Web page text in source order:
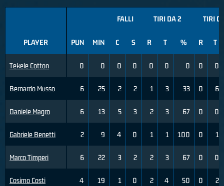
PLAYER
Tekele Cotton
Bernardo Musso
Daniele Magro
Gabriele Benetti
Marco Timperi
Cosimo Costi
FALLI TIRI DA 2 TIRI
PUN MIN C S R T % R T
0 0 0 0 0 0 0 0 0
6 25 2 2 1 3 33 0 6
6 13 5 3 2 3 67 0 0
2 9 4 0 1 1 100 0 1
6 22 3 2 2 3 67 0 0
4 19 1 0 2 4 50 0 2